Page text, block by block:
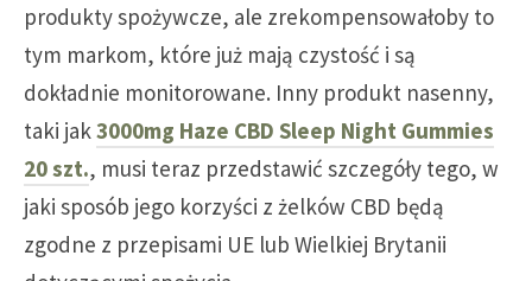
produkty spożywcze, ale zrekompensowałoby to
tym markom, które już mają czystość i są
dokładnie monitorowane. Inny produkt nasenny,
taki jak3000mg Haze CBD Sleep Night Gummies
20 szt., musi teraz przedstawić szczegóły tego, w
jaki sposób jego korzyści z żelków CBD będą
zgodne z przepisami UE lub Wielkiej Brytanii